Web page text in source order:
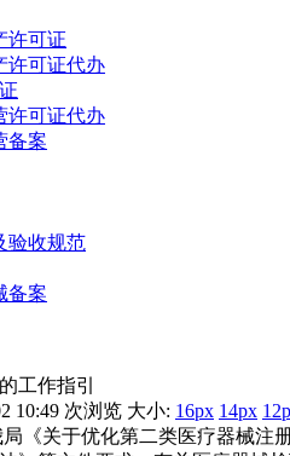
许可证
许可证代办
许可证代办
备案
验收规范
备案
工作指引
10:49 次浏览 大小: 16px 14px
《关于优化第二类医疗器械